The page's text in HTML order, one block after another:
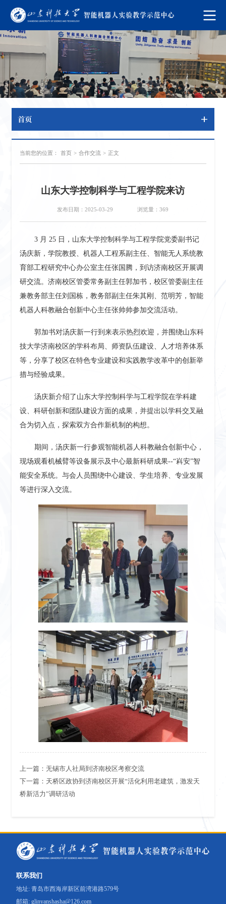
首页
当前您的位置： 首页 > 合作交流 > 正文
山东大学控制科学与工程学院来访
发布日期：2025-03-29 浏览量：369
3 月 25 日，山东大学控制科学与工程学院党委副书记
汤庆新，学院教授、机器人工程系副主任、智能无人系统教
育部工程研究中心办公室主任张国腾，到访济南校区开展调
研交流。济南校区管委常务副主任郭加书，校区管委副主任
兼教务部主任刘国栋，教务部副主任朱其刚、范明芳，智能
机器人科教融合创新中心主任张帅帅参加交流活动。
郭加书对汤庆新一行到来表示热烈欢迎，并围绕山东科
技大学济南校区的学科布局、师资队伍建设、人才培养体系
等，分享了校区在特色专业建设和实践教学改革中的创新举
措与经验成果。
汤庆新介绍了山东大学控制科学与工程学院在学科建
设、科研创新和团队建设方面的成果，并提出以学科交叉融
合为切入点，探索双方合作新机制的构想。
期间，汤庆新一行参观智能机器人科教融合创新中心，
现场观看机械臂等设备展示及中心最新科研成果--“嵙安”智
能安全系统。与会人员围绕中心建设、学生培养、专业发展
等进行深入交流。
上一篇：无锡市人社局到济南校区考察交流
下一篇： 天桥区政协到济南校区开展“活化利用老建筑，激发天
桥新活力”调研活动
联系我们
地址: 青岛市西海岸新区前湾港路579号
邮箱: glinyanshasha@126.com